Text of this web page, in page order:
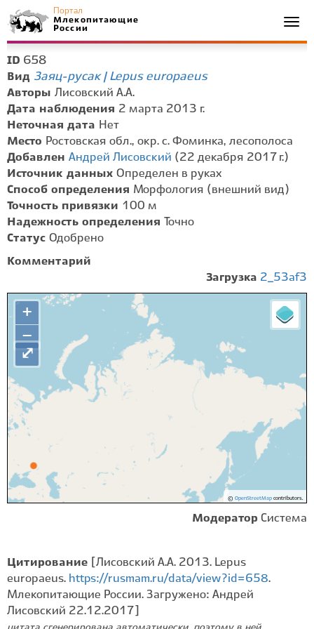
Портал
Млекопитающие
России
ID 658
Вид Заяц-русак | Lepus europaeus
Авторы Лисовский А.А.
Дата наблюдения 2 марта 2013 г.
Неточная дата Нет
Место Ростовская обл., окр. с. Фоминка, лесополоса
Добавлен Андрей Лисовский (22 декабря 2017 г.)
Источник данных Определен в руках
Способ определения Морфология (внешний вид)
Точность привязки 100 м
Надежность определения
Точно
Статус Одобрено
Комментарий
Загрузка 2_53af3
+
−
© OpenStreetMapcontributors.
⤢
Модератор Система
Цитирование
[Лисовский А.А. 2013. Lepus
europaeus. https://rusmam.ru/data/view?id=658.
Млекопитающие России. Загружено: Андрей
Лисовский 22.12.2017]